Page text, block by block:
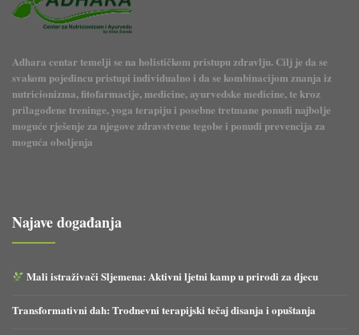
Adhara centar temelji se na holističkom pristupu zdravlju. Cilj je da se
svakom pojedincu pristupi individualno i da se kombinacijom znanja iz
nutricionizma, fitofarmacije, medicine, ayurvedske medicine, te kroz
prilagođene treninge, yoga terapiju i posebne tretmane ponudi najbolje
moguće rješenje za njegove zdravstvene tegobe i ponudi prevencija za
moguća oboljenja
Najave događanja
Mali istraživači Sljemena: Aktivni ljetni kamp u prirodi za djecu
Transformativni dah: Trodnevni terapijski tečaj disanja i opuštanja